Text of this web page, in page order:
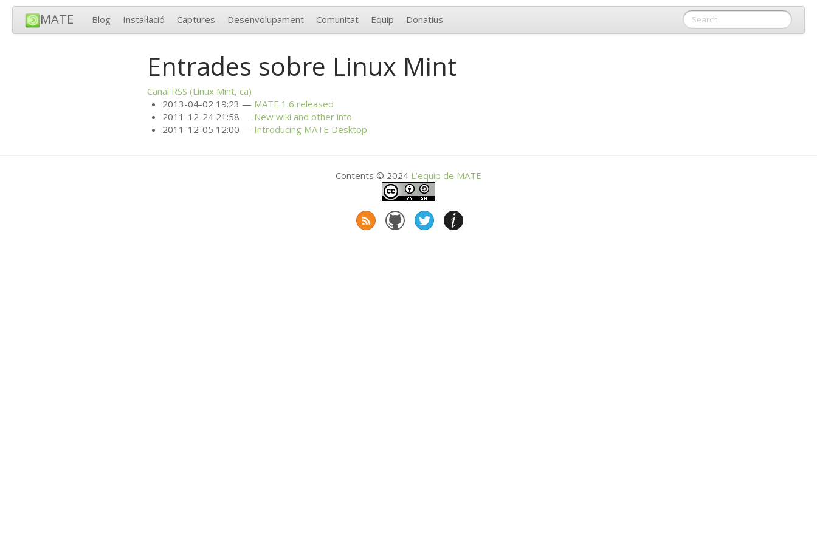
MATE Blog Instal·lació Captures Desenvolupament Comunitat Equip Donatius
Entrades sobre Linux Mint
Canal RSS (Linux Mint, ca)
2013-04-02 19:23
MATE 1.6 released
2011-12-24 21:58
New wiki and other info
2011-12-05 12:00
Introducing MATE Desktop
Contents © 2024 L’equip de MATE